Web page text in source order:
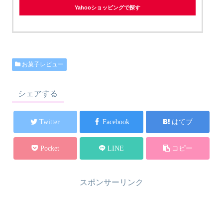
Yahooショッピングで探す
お菓子レビュー
シェアする
Twitter Facebook はてブ
Pocket LINE コピー
スポンサーリンク